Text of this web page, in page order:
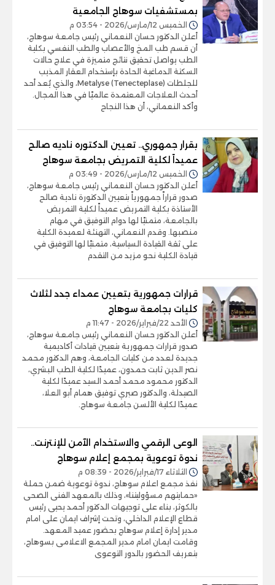
بمستشفيات سوهاج الجامعية
الخميس 12/مارس/2026 - 03:54 م
أعلن الدكتور حسان النعماني رئيس جامعة سوهاج،
أن قسم طب المخ والأعصاب والطب النفسي بكلية
الطب يواصل تحقيق نتائج متميزة في علاج حالات
السكتة الدماغية الحادة بإستخدام العقار المذيب
للجلطات Metalyse (Tenecteplase)، والذي يُعد أحد
أحدث العلاجات المعتمدة عالميًا في هذا المجال.
وأكد النعماني، أن هذا النجاح
بقرار جمهوري.. تعيين الدكتوره ناديه صالح
عميداً لكلية التمريض بجامعة سوهاج
الخميس 12/مارس/2026 - 03:49 م
أعلن الدكتور حسان النعماني رئيس جامعة سوهاج،
صدور قراراً جمهورياً بتعيين الدكتورة نادية صالح
الأستاذة بكلية التمريض عميداً لكلية التمريض
بالجامعة، متمنيًا لها دوام التوفيق في مهام
منصبها. وقدم النعماني، التهنئة لعميدة الكلية
على ثقة القيادة السياسية، متمنيًا لها التوفيق في
قيادة الكلية نحو مزيد من التقدم
قرارات جمهورية بتعيين عمداء جدد لثلاث
كليات بجامعة سوهاج
الأحد 22/فبراير/2026 - 11:47 م
أعلن الدكتور حسان النعماني رئيس جامعة سوهاج،
صدور قرارات جمهورية بتعيين قيادات أكاديمية
جديدة لعدد من كليات الجامعة، وهم الدكتور محمد
نصر الدين ثابت حمدون، عميدًا لكلية الطب البشري،
الدكتور محمود محمد أحمد السيد عميدًا لكلية
الصيدلة، والدكتور صبري توفيق همام أبو العلا،
عميدًا لكلية الألسن جامعة سوهاج.
الوعى الرقمي والاستخدام الآمن للإنترنت..
ندوة توعوية بمجمع إعلام سوهاج
الثلاثاء 17/فبراير/2026 - 08:39 م
نفذ مجمع اعلام سوهاج، ندوة توعوية ضمن حملة
«حمايتهم مسؤوليتنا»، وذلك بالمعهد الفنى الصحى
بالكوثر، بناء على توجيهات الدكتور أحمد يحيى رئيس
قطاع الإعلام الداخلي، وتحت إشراف ايمان على امام
مدير إدارة إعلام سوهاج بحضور عميد المعهد.
وقامت ايمان امام مدير المجمع الاعلامى بسوهاج،
بتعريف الحضور بالدور التوعوى